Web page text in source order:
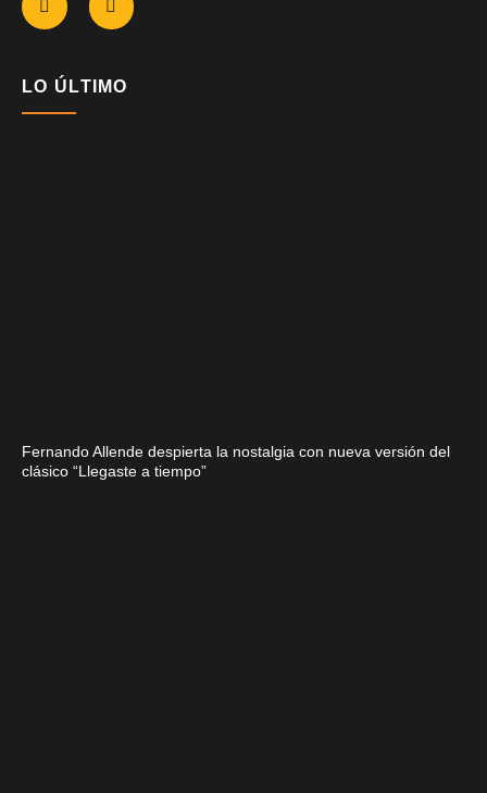
LO ÚLTIMO
Fernando Allende despierta la nostalgia con nueva versión del
clásico “Llegaste a tiempo”